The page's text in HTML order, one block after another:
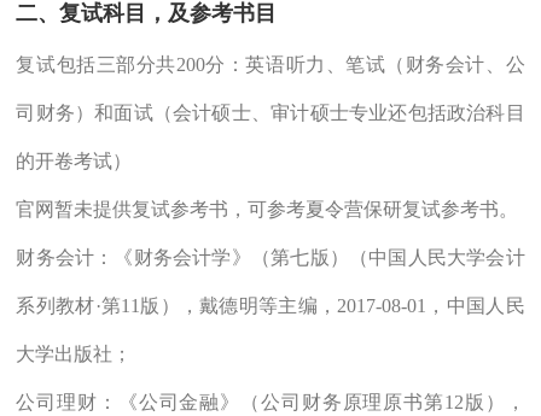
二、复试科目，及参考书目
复试包括三部分共200分：英语听力、笔试（财务会计、公
司财务）和面试（会计硕士、审计硕士专业还包括政治科目
的开卷考试）
官网暂未提供复试参考书，可参考夏令营保研复试参考书。
财务会计：《财务会计学》（第七版）（中国人民大学会计
系列教材·第11版），戴德明等主编，2017-08-01，中国人民
大学出版社；
公司理财：《公司金融》（公司财务原理原书第12版），